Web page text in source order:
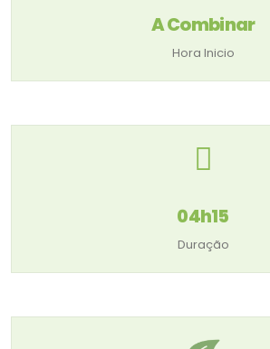
A Combinar
Hora Inicio
04h15
Duração